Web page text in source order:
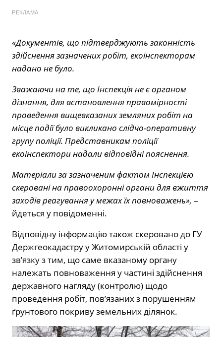
РЕКЛАМА
«Документів, що підтверджують законність
здійснення зазначених робіт, екоінспекторам
надано не було.
Зважаючи на те, що Інспекція не є органом
дізнання, для встановлення правомірності
проведення вищевказаних земляних робіт на
місце події було викликано слідчо-оперативну
групу поліції. Представникам поліції
екоінспектори надали відповідні пояснення.
Матеріали за зазначеним фактом Інспекцією
скеровані на правоохоронні органи для вжиття
заходів реагування у межах їх повноважень», –
йдеться у повідоменні.
Відповідну інформацію також скеровано до ГУ
Держгеокадастру у Житомирській області у
зв’язку з тим, що саме вказаному органу
належать повноваження у частині здійснення
державного нагляду (контролю) щодо
проведення робіт, пов’язаних з порушенням
ґрунтового покриву земельних ділянок.